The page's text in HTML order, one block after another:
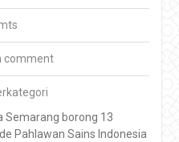
comment
Semarang borong 13
Pahlawan Sains Indonesia